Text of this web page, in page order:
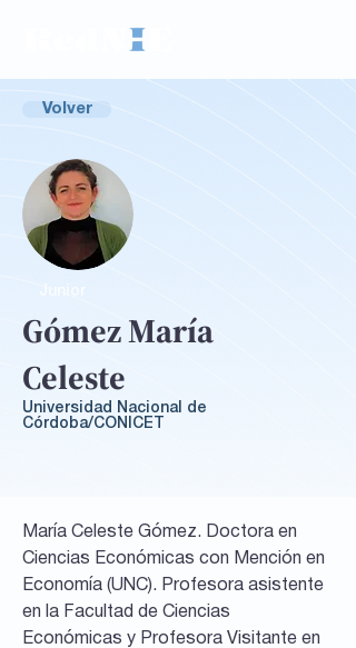
Volver
Gómez María
Celeste
Universidad Nacional de
Córdoba/CONICET
María Celeste Gómez. Doctora en
Ciencias Económicas con Mención en
Economía (UNC). Profesora asistente
en la Facultad de Ciencias
Económicas y Profesora Visitante en